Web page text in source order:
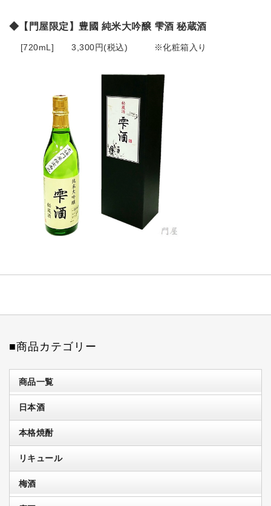
◆【門屋限定】 豊國 純米大吟醸 雫酒 秘蔵酒
[720mL] 3,300円(税込) ※化粧箱入り
■商品カテゴリー
商品一覧
日本酒
本格焼酎
リキュール
梅酒